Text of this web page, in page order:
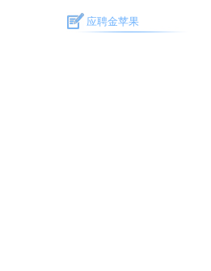
应聘金苹果